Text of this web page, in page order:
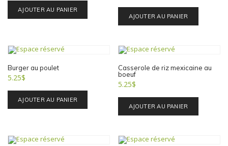
AJOUTER AU PANIER
AJOUTER AU PANIER
Burger au poulet
5.25$
AJOUTER AU PANIER
Casserole de riz mexicaine au
boeuf
5.25$
AJOUTER AU PANIER